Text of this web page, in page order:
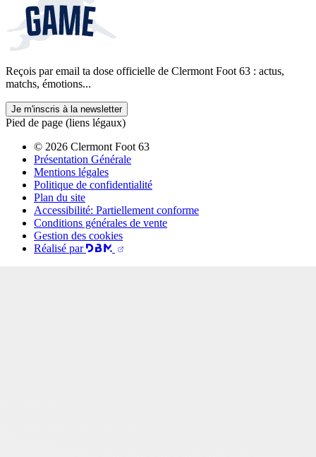
Reçois par email ta dose officielle de Clermont Foot 63 : actus,
matchs, émotions...
Je m'inscris à la newsletter
Pied de page (liens légaux)
© 2026 Clermont Foot 63
Présentation Générale
Mentions légales
Politique de confidentialité
Plan du site
Accessibilité: Partiellement conforme
Conditions générales de vente
Gestion des cookies
Réalisé par